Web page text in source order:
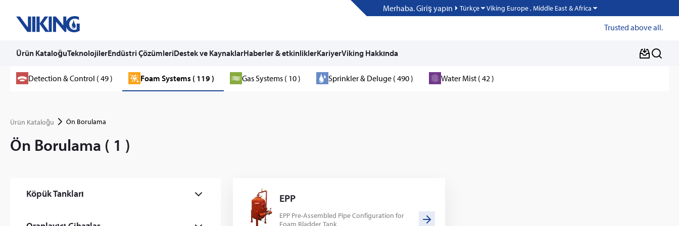
Merhaba. Giriş yapın Türkçe Viking Europe , Middle East & Africa
Trusted above all.
Ürün KataloğuTeknolojilerEndüstri ÇözümleriDestek ve KaynaklarHaberler & etkinliklerKariyerViking Hakkında
Detection & Control ( 49 ) Foam Systems ( 119 ) Gas Systems ( 10 ) Sprinkler & Deluge ( 490 ) Water Mist ( 42 )
Ürün Kataloğu Ön Borulama
Ön Borulama ( 1 )
Köpük Tankları
Atmosferik Köpük Depolama Tankı (1)
EPP
EPP Pre-Assembled Pipe Configuration for
Foam Bladder Tank